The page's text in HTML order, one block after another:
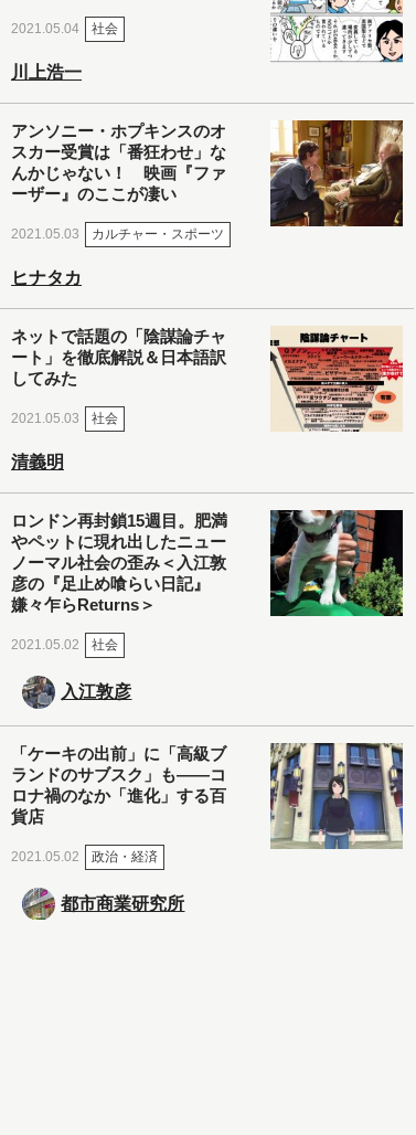
2021.05.04 社会
川上浩一
アンソニー・ホプキンスのオ
スカー受賞は「番狂わせ」な
んかじゃない！ 映画『ファ
ーザー』のここが凄い
2021.05.03 カルチャー・スポーツ
ヒナタカ
ネットで話題の「陰謀論チャ
ート」を徹底解説＆日本語訳
してみた
2021.05.03 社会
清義明
ロンドン再封鎖15週目。肥満
やペットに現れ出したニュー
ノーマル社会の歪み＜入江敦
彦の『足止め喰らい日記』
嫌々乍らReturns＞
2021.05.02 社会
入江敦彦
「ケーキの出前」に「高級ブ
ランドのサブスク」も――コ
ロナ禍のなか「進化」する百
貨店
2021.05.02 政治・経済
都市商業研究所